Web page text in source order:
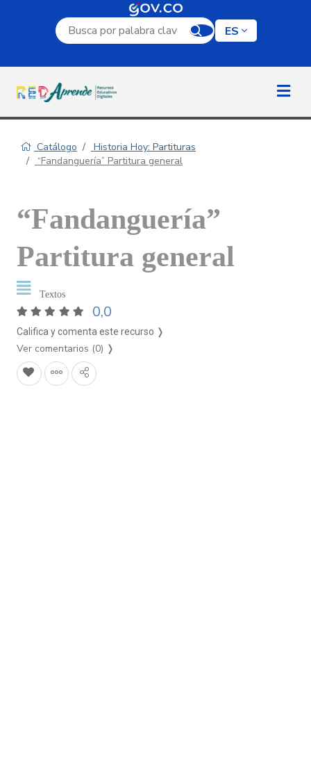
Campo de búsqueda por palabra clave
ES
Catálogo
Historia Hoy: Partituras
“Fandanguería” Partitura general
“Fandanguería”
Partitura general
Textos
0,0
Califica y comenta este recurso ❭
Ver comentarios (0) ❭